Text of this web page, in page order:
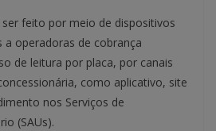
feito por meio de dispositivos
a operadoras de cobrança
de leitura por placa, por canais
como aplicativo, site
nos Serviços de
(SAUs).